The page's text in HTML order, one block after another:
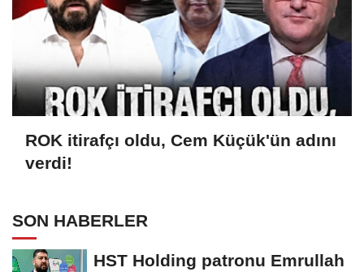
ROK itirafçı oldu, Cem Küçük'ün adını
verdi!
SON HABERLER
HST Holding patronu Emrullah